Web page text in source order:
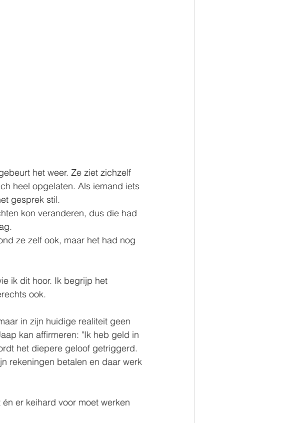
het weer. Ze ziet zichzelf
heel opgelaten. Als iemand iets
gesprek stil.
kon veranderen, dus die had
ze zelf ook, maar het had nog
ik dit hoor. Ik begrijp het
ook.
in zijn huidige realiteit geen
kan affirmeren: "Ik heb geld in
het diepere geloof getriggerd.
rekeningen betalen en daar werk
er keihard voor moet werken